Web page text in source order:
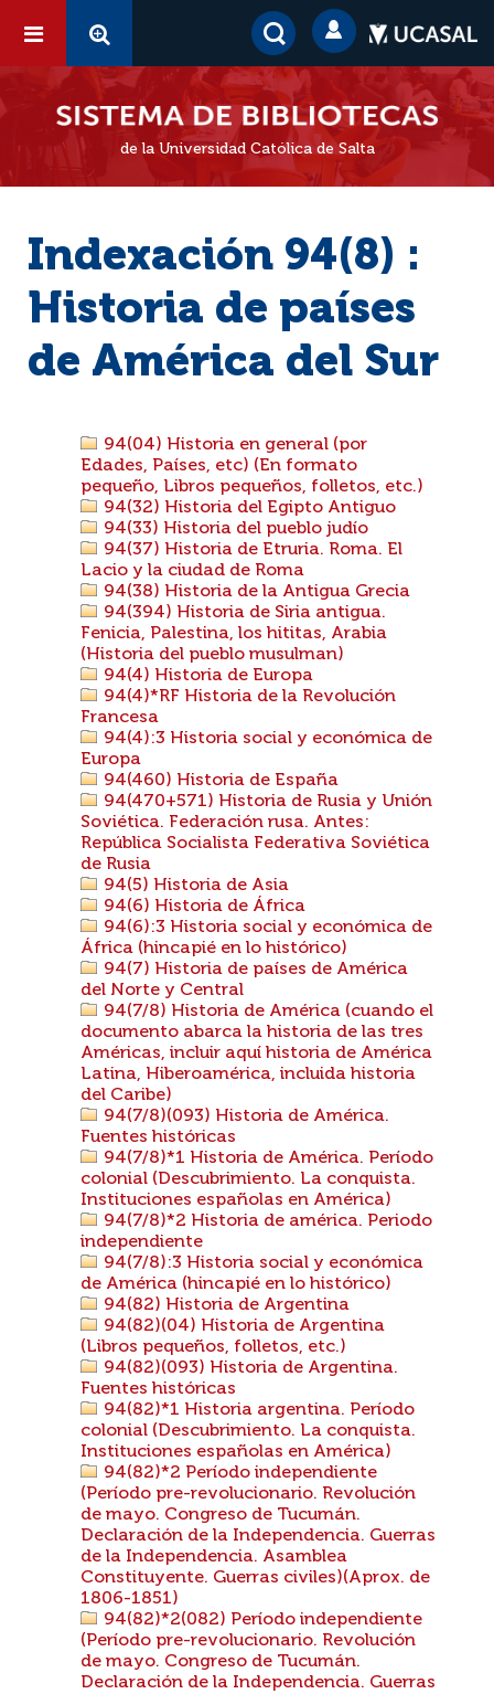
de la Universidad Católica de Salta
Indexación 94(8) :
Historia de países
de América del Sur
94(04) Historia en general (por
Edades, Países, etc) (En formato
pequeño, Libros pequeños, folletos, etc.)
94(32) Historia del Egipto Antiguo
94(33) Historia del pueblo judío
94(37) Historia de Etruria. Roma. El
Lacio y la ciudad de Roma
94(38) Historia de la Antigua Grecia
94(394) Historia de Siria antigua.
Fenicia, Palestina, los hititas, Arabia
(Historia del pueblo musulman)
94(4) Historia de Europa
94(4)*RF Historia de la Revolución
Francesa
94(4):3 Historia social y económica de
Europa
94(460) Historia de España
94(470+571) Historia de Rusia y Unión
Soviética. Federación rusa. Antes:
República Socialista Federativa Soviética
de Rusia
94(5) Historia de Asia
94(6) Historia de África
94(6):3 Historia social y económica de
África (hincapié en lo histórico)
94(7) Historia de países de América
del Norte y Central
94(7/8) Historia de América (cuando el
documento abarca la historia de las tres
Américas, incluir aquí historia de América
Latina, Hiberoamérica, incluida historia
del Caribe)
94(7/8)(093) Historia de América.
Fuentes históricas
94(7/8)*1 Historia de América. Período
colonial (Descubrimiento. La conquista.
Instituciones españolas en América)
94(7/8)*2 Historia de américa. Periodo
independiente
94(7/8):3 Historia social y económica
de América (hincapié en lo histórico)
94(82) Historia de Argentina
94(82)(04) Historia de Argentina
(Libros pequeños, folletos, etc.)
94(82)(093) Historia de Argentina.
Fuentes históricas
94(82)*1 Historia argentina. Período
colonial (Descubrimiento. La conquista.
Instituciones españolas en América)
94(82)*2 Período independiente
(Período pre-revolucionario. Revolución
de mayo. Congreso de Tucumán.
Declaración de la Independencia. Guerras
de la Independencia. Asamblea
Constituyente. Guerras civiles)(Aprox. de
1806-1851)
94(82)*2(082) Período independiente
(Período pre-revolucionario. Revolución
de mayo. Congreso de Tucumán.
Declaración de la Independencia. Guerras